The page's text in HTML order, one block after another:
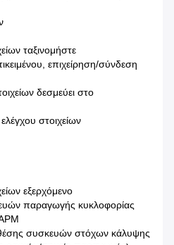
ταξινομήστε
επιχείρηση/σύνδεση
δεσμεύει στο
στοιχείων
εξερχόμενο
παραγωγής κυκλοφορίας
συσκευών στόχων κάλυψης